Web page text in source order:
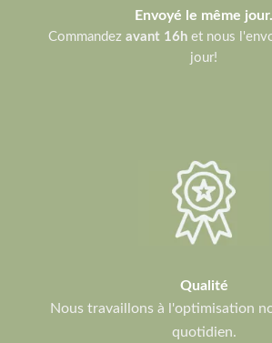
Envoyé le même jour.
Commandez avant 16h et nous
jour!
Qualité
Nous travaillons à l'optimisation
quotidien.